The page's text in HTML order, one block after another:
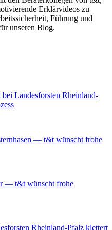
Erklär­videos zu
Führung und
unseren Blog.
bei Landes­forsten Rheinland-
— t&t wünscht frohe
— t&t wünscht frohe
Rheinland-Pfalz klettert